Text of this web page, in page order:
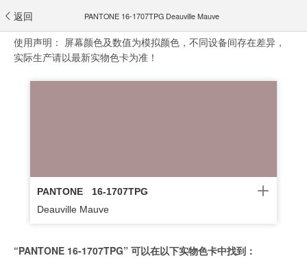
返回 PANTONE 16-1707TPG Deauville Mauve
使用声明： 屏幕颜色及数值为模拟颜色，不同设备间存在差异，
实际生产请以最新实物色卡为准！
PANTONE
16-1707TPG
Deauville Mauve
“PANTONE 16-1707TPG” 可以在以下实物色卡中找到：